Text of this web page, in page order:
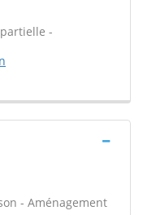
-
- Aménagement